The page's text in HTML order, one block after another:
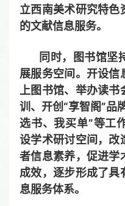
立西南美术研究特色
的文献信息服务。
同时，图书馆坚
展服务空间。开设信
上图书馆、举办读
训、开创“享智阁”品
选书、我买单”等工
设学术研讨空间，改
者信息素养，促进学
成效，逐步形成了具
息服务体系。